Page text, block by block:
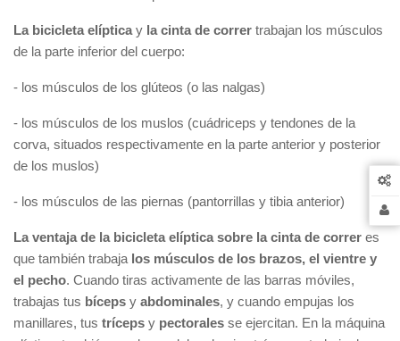
La bicicleta elíptica y la cinta de correr trabajan los músculos
de la parte inferior del cuerpo:
- los músculos de los glúteos (o las nalgas)
- los músculos de los muslos (cuádriceps y tendones de la
corva, situados respectivamente en la parte anterior y posterior
de los muslos)
- los músculos de las piernas (pantorrillas y tibia anterior)
La ventaja de la bicicleta elíptica sobre la cinta de correr es
que también trabaja los músculos de los brazos, el vientre y
el pecho. Cuando tiras activamente de las barras móviles,
trabajas tus bíceps y abdominales, y cuando empujas los
manillares, tus tríceps y pectorales se ejercitan. En la máquina